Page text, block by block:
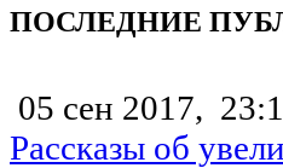
ПОСЛЕДНИЕ
05 сен 2017,
Рассказы об